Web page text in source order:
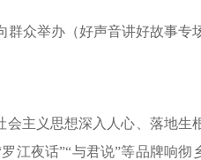
群众举办（好声音讲好故事专
主义思想深入人心、落地生
江夜话”“与君说”等品牌响彻